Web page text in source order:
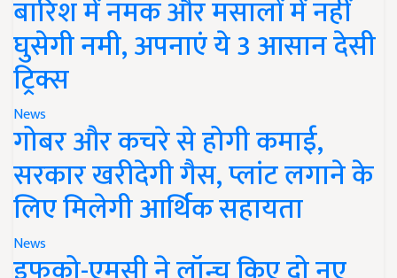
बारिश में नमक और मसालों में नहीं
घुसेगी नमी, अपनाएं ये 3 आसान देसी
ट्रिक्स
News
गोबर और कचरे से होगी कमाई,
सरकार खरीदेगी गैस, प्लांट लगाने के
लिए मिलेगी आर्थिक सहायता
News